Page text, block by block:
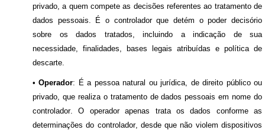
privado, a quem compete as decisões referentes ao tratamento de
dados pessoais. É o controlador que detém o poder decisório
sobre os dados tratados, incluindo a indicação de sua
necessidade, finalidades, bases legais atribuídas e política de
descarte.
•Operador: É a pessoa natural ou jurídica, de direito público ou
privado, que realiza o tratamento de dados pessoais em nome do
controlador. O operador apenas trata os dados conforme as
determinações do controlador, desde que não violem dispositivos